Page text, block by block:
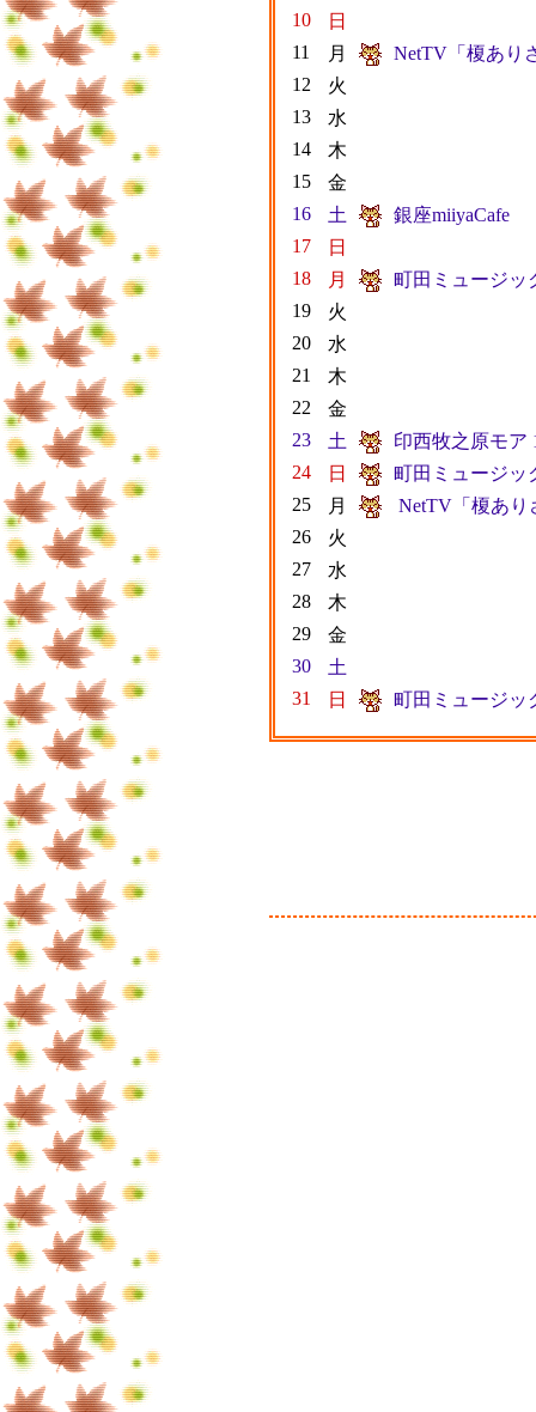
10
日
11
月
NetTV「榎あり
12
火
13
水
14
木
15
金
16
土
銀座miiyaCafe
17
日
18
月
町田ミュージッ
19
火
20
水
21
木
22
金
23
土
印西牧之原モア
24
日
町田ミュージッ
25
月
NetTV「榎あ
26
火
27
水
28
木
29
金
30
土
31
日 町田ミュージッ